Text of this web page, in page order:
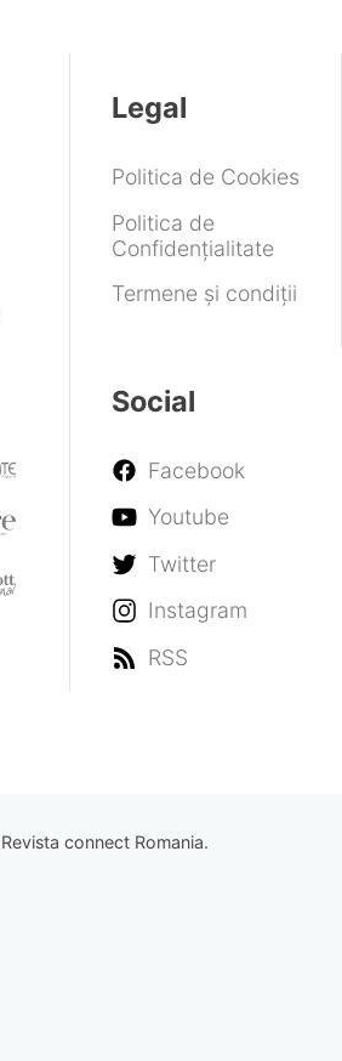
Legal
Politica de Cookies
Politica de
Confidențialitate
Termene și condiții
Social
Facebook
Youtube
Twitter
Instagram
RSS
connect Romania.